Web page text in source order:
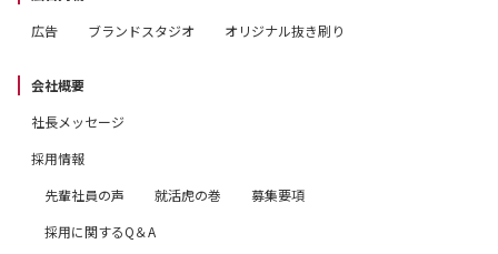
広告
ブランドスタジオ オリジナル抜き刷り
会社概要
社長メッセージ
採用情報
先輩社員の声
就活虎の巻
募集要項
採用に関するQ＆A